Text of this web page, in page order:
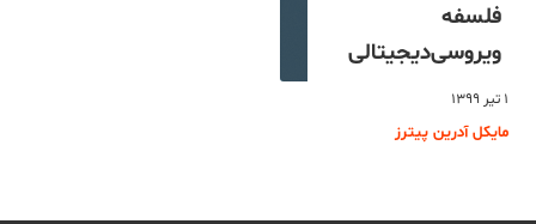
فلسفه
ویروسی‌دیجیتالی
۱ تیر ۱۳۹۹
مایکل آدرین پیترز